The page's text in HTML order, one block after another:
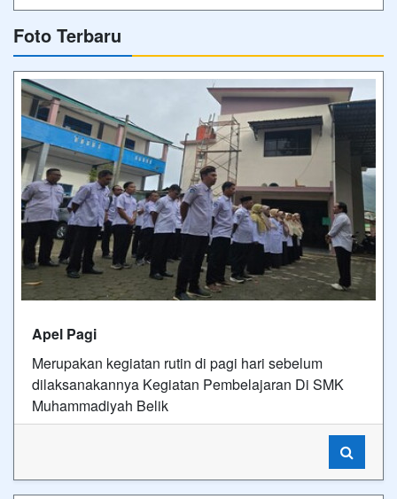
Foto Terbaru
Apel Pagi
Merupakan kegiatan rutin di pagi hari sebelum
dilaksanakannya Kegiatan Pembelajaran Di SMK
Muhammadiyah Belik